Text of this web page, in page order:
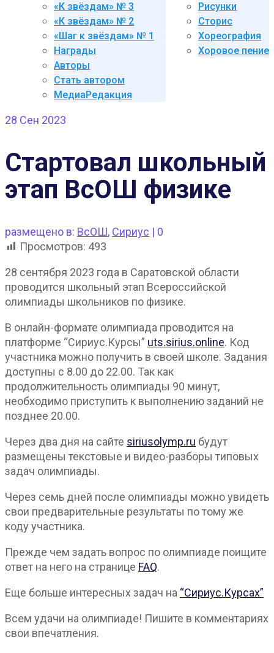
«К звёздам» № 3
«К звёздам» № 2
«Шаг к звёздам» № 1
Награды
Авторы
Стать автором
МедиаРедакция
Рисунки
Сторис
Хореография
Хоровое пение
28 Сен 2023
Стартовал школьный
этап ВсОШ физике
размещено в: ВсОШ, Сириус | 0
Просмотров: 493
28 сентября 2023 года в Саратовской области
проводится школьный этап Всероссийской
олимпиады школьников по физике.
В онлайн-формате олимпиада проводится на
платформе “Сириус.Курсы” uts.sirius.online. Код
участника можно получить в своей школе. Задания
доступны с 8.00 до 22.00. Так как
продолжительность олимпиады 90 минут,
необходимо приступить к выполнению заданий не
позднее 20.00.
Через два дня на сайте siriusolymp.ru будут
размещены текстовые и видео-разборы типовых
задач олимпиады.
Через семь дней после олимпиады можно увидеть
свои предварительные результаты по тому же
коду участника.
Прежде чем задать вопрос по олимпиаде поищите
ответ на него на странице FAQ.
Еще больше интересных задач на “Сириус.Курсах”
Всем удачи на олимпиаде! Пишите в комментариях
свои впечатления.